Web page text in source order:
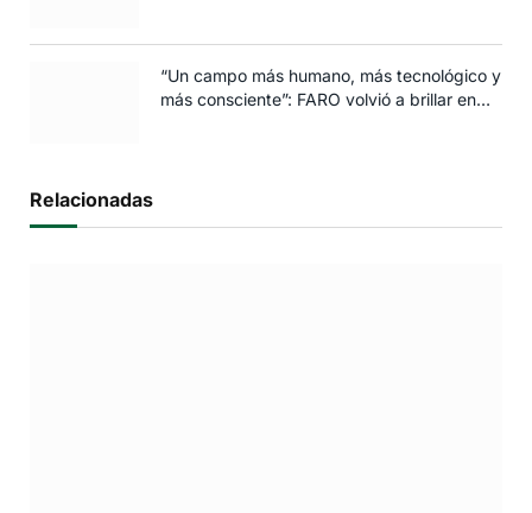
“Un campo más humano, más tecnológico y
más consciente”: FARO volvió a brillar en
Relacionadas